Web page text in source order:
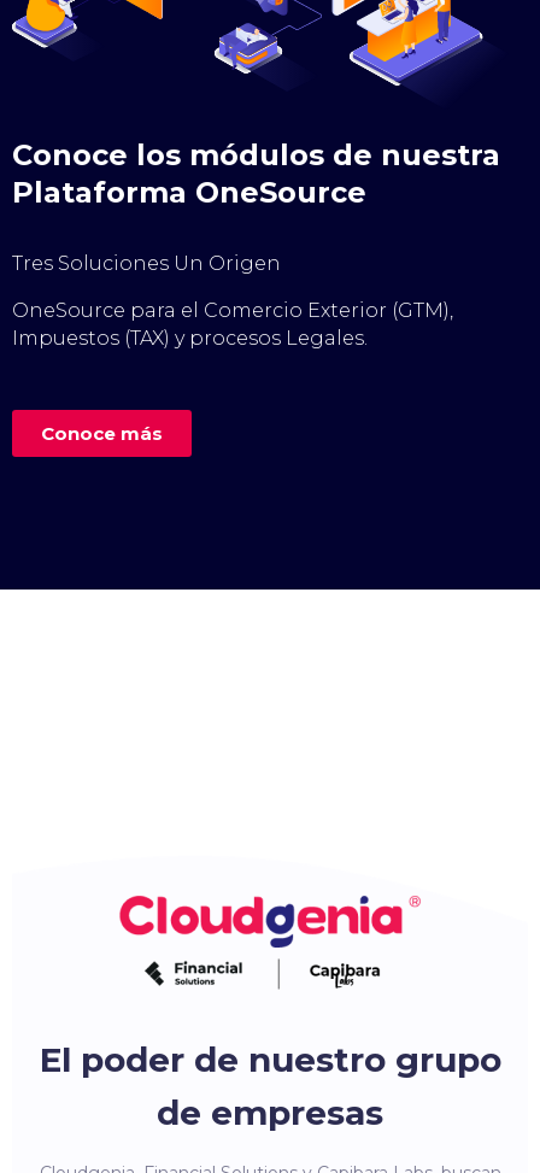
Conoce los módulos de nuestra
Plataforma OneSource
Tres Soluciones Un Origen
OneSource para el Comercio Exterior (GTM),
Impuestos (TAX) y procesos Legales.
Conoce más
El poder de nuestro grupo
de empresas